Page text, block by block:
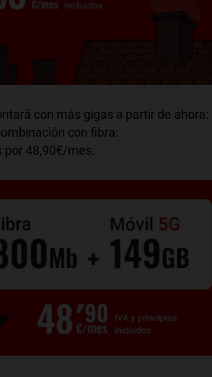
con más gigas a partir de ahora:
con fibra:
48,90€/mes.